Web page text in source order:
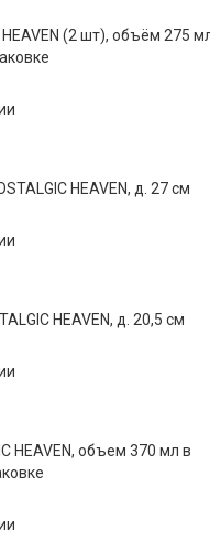
(2 шт), объём 275
HEAVEN, д. 27 см
HEAVEN, д. 20,5 см
HEAVEN, объем 370 мл в